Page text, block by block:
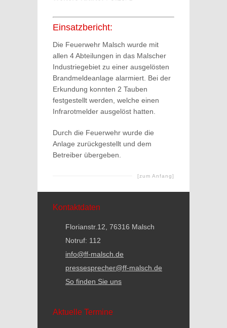
Einsatzbericht:
Die Feuerwehr Malsch wurde mit
allen 4 Abteilungen in das Malscher
Industriegebiet zu einer ausgelösten
Brandmeldeanlage alarmiert. Bei der
Erkundung konnten 2 Tauben
festgestellt werden, welche einen
Infrarotmelder ausgelöst hatten.
Durch die Feuerwehr wurde die
Anlage zurückgestellt und dem
Betreiber übergeben.
[zum Anfang]
Kontaktdaten
Florianstr.12, 76316 Malsch
Notruf: 112
info@ff-malsch.de
pressesprecher@ff-malsch.de
So finden Sie uns
Aktuelle Termine